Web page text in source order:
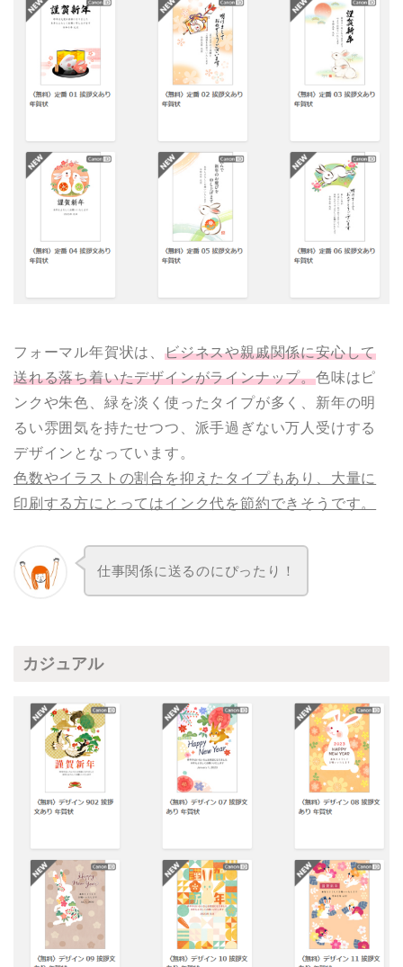
フォーマル年賀状は、 ビジネスや親戚関係に安心して
送れる落ち着いたデザインがラインナップ。色味はピ
ンクや朱色、緑を淡く使ったタイプが多く、新年の明
るい雰囲気を持たせつつ、派手過ぎない万人受けする
デザインとなっています。
色数やイラストの割合を抑えたタイプもあり、大量に
印刷する方にとってはインク代を節約できそうです。
仕事関係に送るのにぴったり！
カジュアル